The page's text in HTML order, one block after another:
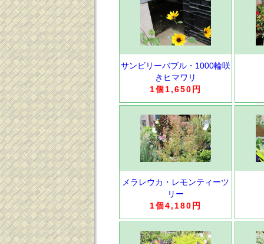
サンビリーバブル・1000輪咲
きヒマワリ
1個1,650円
メラレウカ・レモンティーツ
リー
1個4,180円